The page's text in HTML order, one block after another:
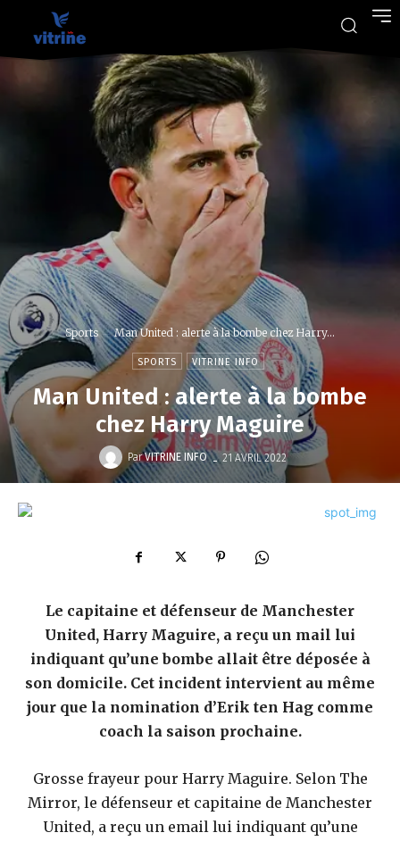
Sports Man United : alerte à la bombe chez Harry...
SPORTS VITRINE INFO
Man United : alerte à la bombe
chez Harry Maguire
Par VITRINE INFO - 21 AVRIL 2022
Le capitaine et défenseur de Manchester
United, Harry Maguire, a reçu un mail lui
indiquant qu’une bombe allait être déposée à
son domicile. Cet incident intervient au même
jour que la nomination d’Erik ten Hag comme
coach la saison prochaine.
Grosse frayeur pour Harry Maguire. Selon The
Mirror, le défenseur et capitaine de Manchester
United, a reçu un email lui indiquant qu’une